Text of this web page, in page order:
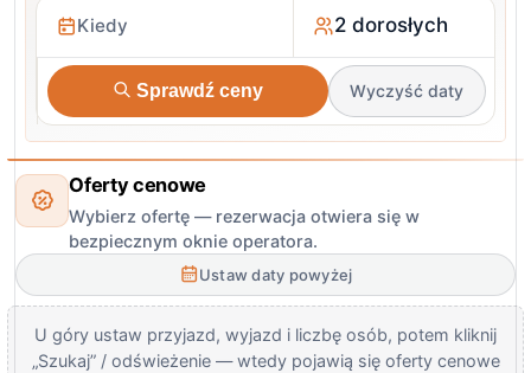
2 dorosłych
Sprawdź ceny Wyczyść daty
Oferty cenowe
Wybierz ofertę — rezerwacja otwiera się w
bezpiecznym oknie operatora.
Ustaw daty powyżej
U góry ustaw przyjazd, wyjazd i liczbę osób, potem kliknij
„Szukaj” / odświeżenie — wtedy pojawią się oferty cenowe